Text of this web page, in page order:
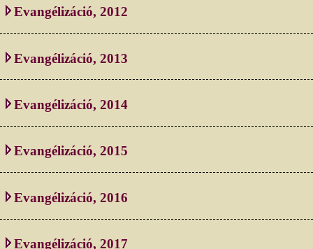
Evangélizáció, 2012
Evangélizáció, 2013
Evangélizáció, 2014
Evangélizáció, 2015
Evangélizáció, 2016
Evangélizáció, 2017